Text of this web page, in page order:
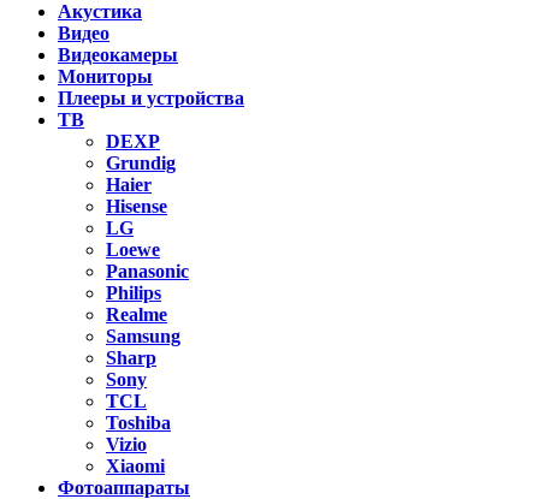
Акустика
Видео
Видеокамеры
Мониторы
Плееры и устройства
ТВ
DEXP
Grundig
Haier
Hisense
LG
Loewe
Panasonic
Philips
Realme
Samsung
Sharp
Sony
TCL
Toshiba
Vizio
Xiaomi
Фотоаппараты